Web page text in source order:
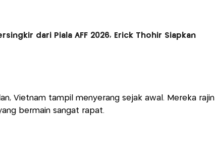
dari Piala AFF 2026, Erick Thohir Siapkan
Vietnam tampil menyerang sejak awal. Mereka rajin
bermain sangat rapat.